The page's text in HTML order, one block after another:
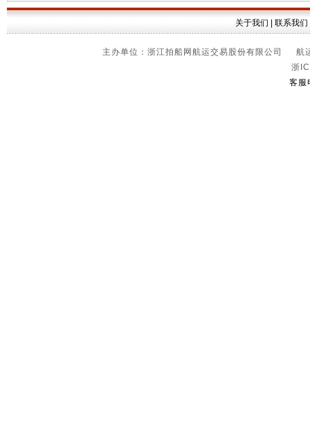
关于我们 联系我们
主办单位：浙江拍船网航运交易股份有限公司
浙
客服